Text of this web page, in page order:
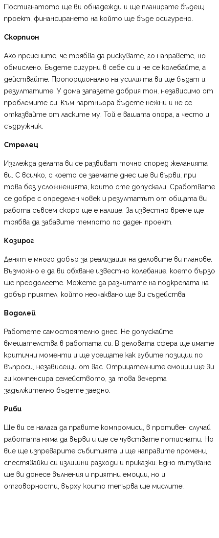
Постигнатото ще ви обнадежди и ще планирате бъдещ
проект, финансирането на който ще бъде осигурено.
Скорпион
Ако прецените, че трябва да рискувате, го направете, но
обмислено. Бъдете сигурни в себе си и не се колебайте, а
действайте. Пропорционално на усилията ви ще бъдат и
резултатите. У дома запазете добрия тон, независимо от
проблемите си. Към партньора бъдете нежни и не се
отказвайте от ласките му. Той е вашата опора, а често и
съдружник.
Стрелец
Изглежда делата ви се развиват точно според желанията
ви. С всичко, с което се заемате днес ще ви върви, при
това без усложненията, които сте допускали. Сработвате
се добре с определен човек и резултатът от общата ви
работа съвсем скоро ще е налице. За известно време ще
трябва да забавите темпото по даден проект.
Козирог
Денят е много добър за реализация на деловите ви планове.
Възможно е да ви обхване известно колебание, което бързо
ще преодолеете. Можете да разчитате на подкрепата на
добър приятел, който неочаквано ще ви съдейства.
Водолей
Работете самостоятелно днес. Не допускайте
вмешателства в работата си. В деловата сфера ще имате
критични моменти и ще усещате как губите позиции по
въпроси, независещи от вас. Отрицателните емоции ще ви
ги компенсира семейството, за това вечерта
задължително бъдете заедно.
Риби
Ще ви се налага да правите компромиси, в противен случай
работата няма да върви и ще се чувствате потиснати. Но
вие ще изпреварите събитията и ще направите промени,
спестявайки си излишни разходи и приказки. Едно пътуване
ще ви донесе вълнения и приятни емоции, но и
отговорности, върху които тепърва ще мислите.